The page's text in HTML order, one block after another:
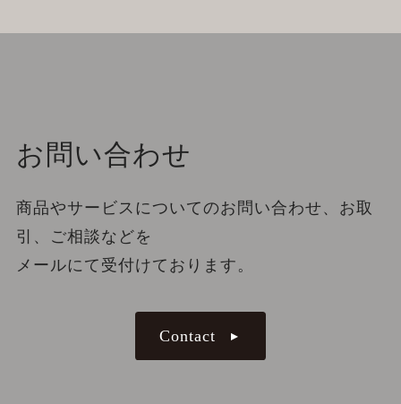
お問い合わせ
商品やサービスについてのお問い合わせ、お取
引、ご相談などを
メールにて受付けております。
Contact